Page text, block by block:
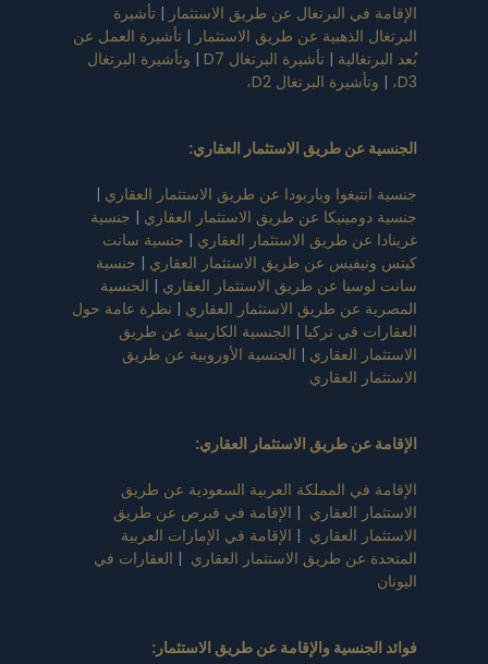
الإقامة في البرتغال عن طريق الاستثمار | تأشيرة
البرتغال الذهبية عن طريق الاستثمار | تأشيرة العمل عن
بُعد البرتغالية | تأشيرة البرتغال D7 | وتأشيرة البرتغال
D3، | وتأشيرة البرتغال D2،
الجنسية عن طريق الاستثمار العقاري:
جنسية انتيغوا وباربودا عن طريق الاستثمار العقاري |
جنسية دومينيكا عن طريق الاستثمار العقاري | جنسية
غرينادا عن طريق الاستثمار العقاري | جنسية سانت
كيتس ونيفيس عن طريق الاستثمار العقاري | جنسية
سانت لوسيا عن طريق الاستثمار العقاري | الجنسية
المصرية عن طريق الاستثمار العقاري | نظرة عامة حول
العقارات في تركيا | الجنسية الكاريبية عن طريق
الاستثمار العقاري | الجنسية الأوروبية عن طريق
الاستثمار العقاري
الإقامة عن طريق الاستثمار العقاري:
الإقامة في المملكة العربية السعودية عن طريق
الاستثمار العقاري | الإقامة في قبرص عن طريق
الاستثمار العقاري | الإقامة في الإمارات العربية
المتحدة عن طريق الاستثمار العقاري | العقارات في
اليونان
فوائد الجنسية والإقامة عن طريق الاستثمار :